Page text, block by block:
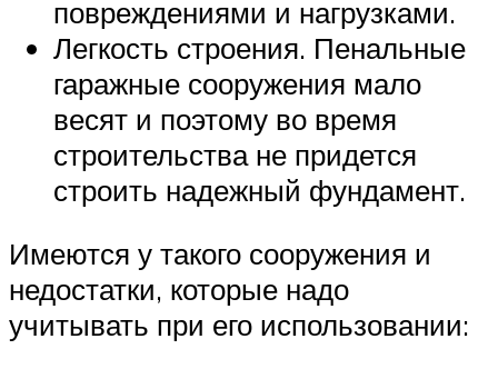
повреждениями и нагрузками.
Легкость строения. Пенальные
гаражные сооружения мало
весят и поэтому во время
строительства не придется
строить надежный фундамент.
Имеются у такого сооружения и
недостатки, которые надо
учитывать при его использовании: